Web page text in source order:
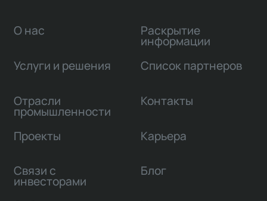
О нас
Услуги и решения
Отрасли
промышленности
Проекты
Связи с
инвесторами
Раскрытие
информации
Список партнеров
Контакты
Карьера
Блог